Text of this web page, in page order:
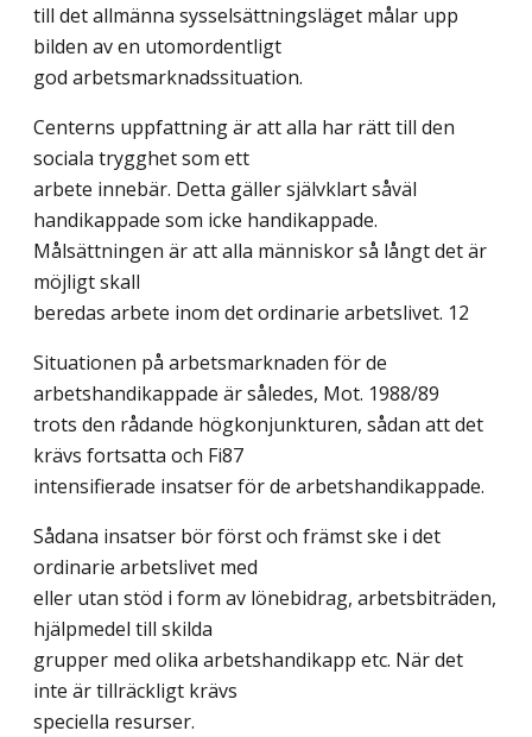
till det allmänna sysselsättningsläget målar upp
bilden av en utomordentligt
god arbetsmarknadssituation.
Centerns uppfattning är att alla har rätt till den
sociala trygghet som ett
arbete innebär. Detta gäller självklart såväl
handikappade som icke handikappade.
Målsättningen är att alla människor så långt det är
möjligt skall
beredas arbete inom det ordinarie arbetslivet. 12
Situationen på arbetsmarknaden för de
arbetshandikappade är således, Mot. 1988/89
trots den rådande högkonjunkturen, sådan att det
krävs fortsatta och Fi87
intensifierade insatser för de arbetshandikappade.
Sådana insatser bör först och främst ske i det
ordinarie arbetslivet med
eller utan stöd i form av lönebidrag, arbetsbiträden,
hjälpmedel till skilda
grupper med olika arbetshandikapp etc. När det
inte är tillräckligt krävs
speciella resurser.